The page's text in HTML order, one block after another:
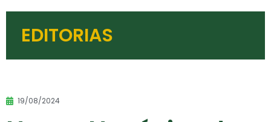
EDITORIAS
19/08/2024